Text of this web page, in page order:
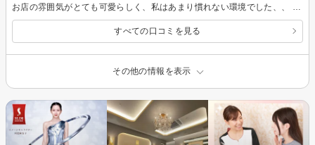
すべての口コミを見る
その他の情報を表示